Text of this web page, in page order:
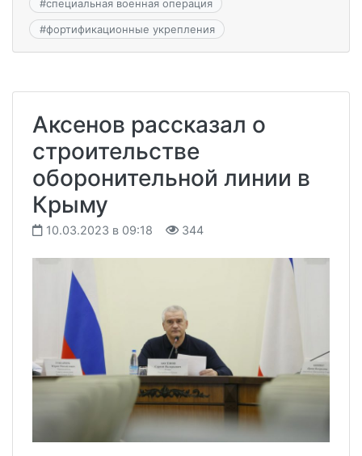
#специальная военная операция
#фортификационные укрепления
Аксенов рассказал о
строительстве
оборонительной линии в
Крыму
10.03.2023 в 09:18 344